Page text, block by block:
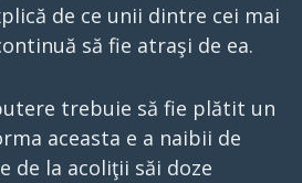
de ce unii dintre cei mai
să fie atraşi de ea.
trebuie să fie plătit un
aceasta e a naibii de
de la acoliţii săi doze